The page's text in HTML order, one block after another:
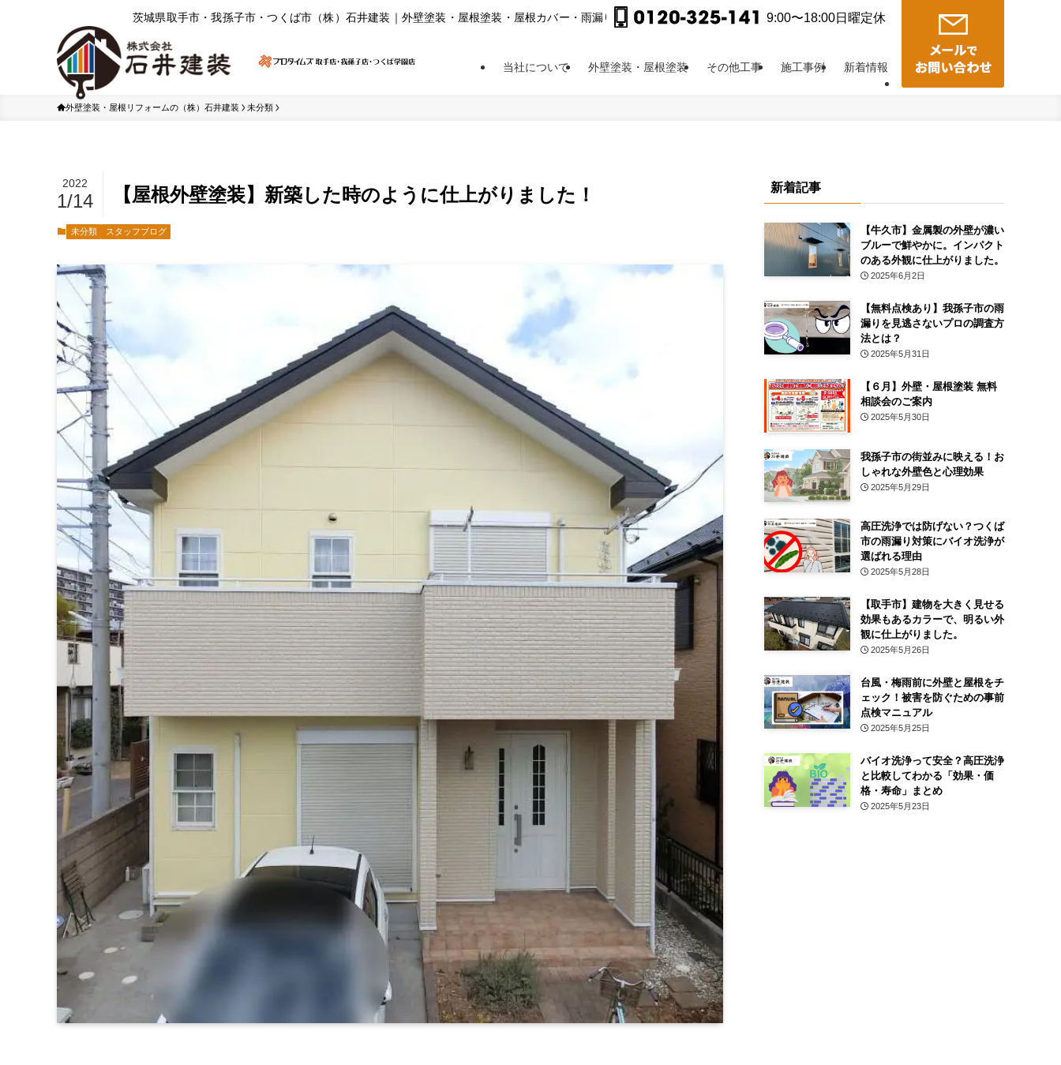
茨城県取⼿市・我孫⼦市・つくば市（株）⽯井建装｜外壁塗装・屋根塗装・屋根カバー・⾬漏り修理他 9:00〜18:00日曜定休
当社について 外壁塗装・屋根塗装 その他工事 施工事例 新着情報
外壁塗装・屋根リフォームの（株）石井建装 未分類
【屋根外壁塗装】新築した時のように仕上がりました！
2022
1/14
未分類 スタッフブログ
新着記事
【牛久市】金属製の外壁が濃い
ブルーで鮮やかに。インパクト
のある外観に仕上がりました。
2025年6月2日
【無料点検あり】我孫子市の雨
漏りを見逃さないプロの調査方
法とは？
2025年5月31日
【６月】外壁・屋根塗装 無料
相談会のご案内
2025年5月30日
我孫子市の街並みに映える！お
しゃれな外壁色と心理効果
2025年5月29日
高圧洗浄では防げない？つくば
市の雨漏り対策にバイオ洗浄が
選ばれる理由
2025年5月28日
【取手市】建物を大きく見せる
効果もあるカラーで、明るい外
観に仕上がりました。
2025年5月26日
台風・梅雨前に外壁と屋根をチ
ェック！被害を防ぐための事前
点検マニュアル
2025年5月25日
バイオ洗浄って安全？高圧洗浄
と比較してわかる「効果・価
格・寿命」まとめ
2025年5月23日